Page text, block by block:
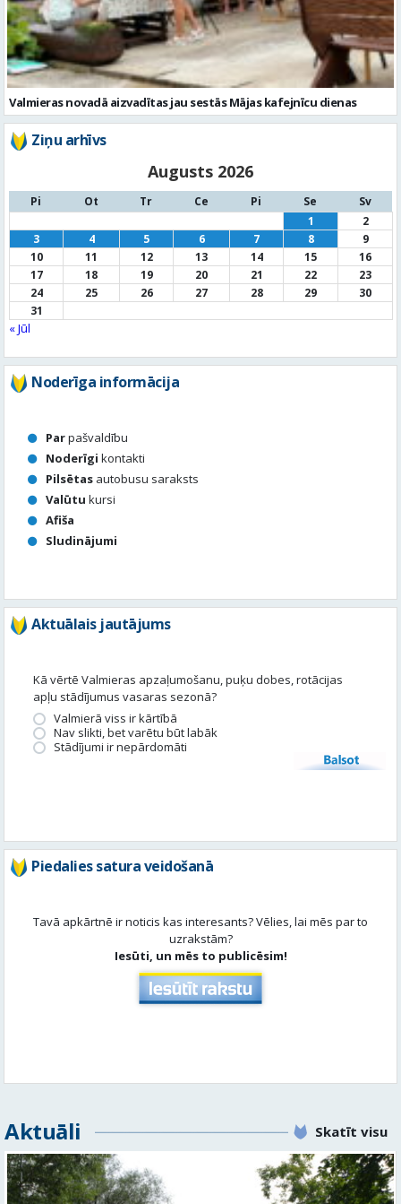
Valmieras novadā aizvadītas jau sestās Mājas kafejnīcu dienas
Ziņu arhīvs
Augusts 2026
Pi Ot Tr Ce Pi Se
Sv
1
2
3
4 5 6 7 8
9
10
11 12 13 14 15
16
17
18 19 20 21 22
23
24
25 26 27 28 29
30
31
« Jūl
Noderīga informācija
Parpašvaldību
Noderīgi kontakti
Pilsētas autobusu saraksts
Valūtu kursi
Afiša
Sludinājumi
Aktuālais jautājums
Kā vērtē Valmieras apzaļumošanu, puķu dobes, rotācijas
apļu stādījumus vasaras sezonā?
Valmierā viss ir kārtībā
Nav slikti, bet varētu būt labāk
Stādījumi ir nepārdomāti
Balsot
Piedalies satura veidošanā
Tavā apkārtnē ir noticis kas interesants? Vēlies, lai mēs par to
uzrakstām?
Iesūti, un mēs to publicēsim!
Aktuāli Skatīt visu